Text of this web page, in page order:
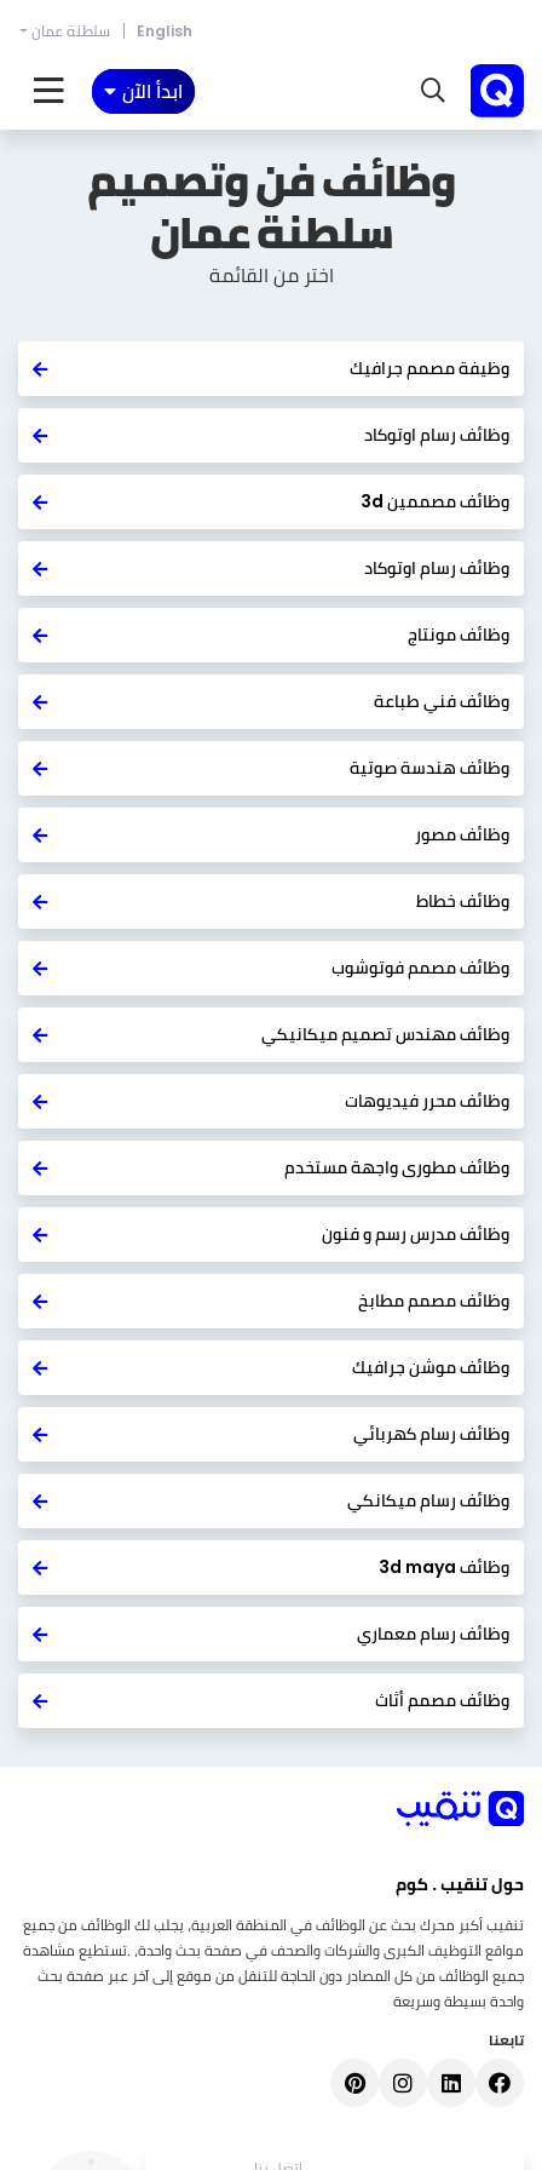
English سلطنة عمان
ابدأ الآن
وظائف فن وتصميم
سلطنة عمان
اختر من القائمة
وظيفة مصمم جرافيك
وظائف رسام اوتوكاد
وظائف مصممين 3d
وظائف رسام اوتوكاد
وظائف مونتاج
وظائف فني طباعة
وظائف هندسة صوتية
وظائف مصور
وظائف خطاط
وظائف مصمم فوتوشوب
وظائف مهندس تصميم ميكانيكي
وظائف محرر فيديوهات
وظائف مطورى واجهة مستخدم
وظائف مدرس رسم و فنون
وظائف مصمم مطابخ
وظائف موشن جرافيك
وظائف رسام كهربائي
وظائف رسام ميكانكي
وظائف 3d maya
وظائف رسام معماري
وظائف مصمم أثاث
حول تنقيب . كوم
تنقيب أكبر محرك بحث عن الوظائف في المنطقة العربية، يجلب لك الوظائف من جميع
مواقع التوظيف الكبرى والشركات والصحف في صفحة بحث واحدة، .تستطيع مشاهدة
جميع الوظائف من كل المصادر دون الحاجة للتنقل من موقع إلى آخر عبر صفحة بحث
واحدة بسيطة وسريعة
تابعنا